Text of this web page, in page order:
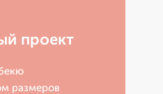
проект
размеров